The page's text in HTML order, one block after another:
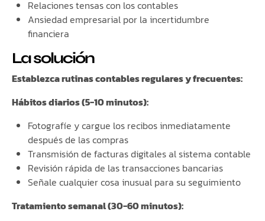
Relaciones tensas con los contables
Ansiedad empresarial por la incertidumbre
financiera
La solución
Establezca rutinas contables regulares y frecuentes:
Hábitos diarios (5-10 minutos):
Fotografíe y cargue los recibos inmediatamente
después de las compras
Transmisión de facturas digitales al sistema contable
Revisión rápida de las transacciones bancarias
Señale cualquier cosa inusual para su seguimiento
Tratamiento semanal (30-60 minutos):